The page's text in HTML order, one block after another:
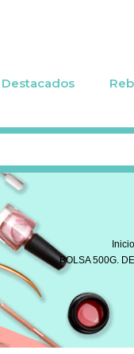
Destacados
Inicio
BOLSA 500G.